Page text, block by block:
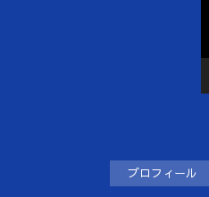
プロフィール